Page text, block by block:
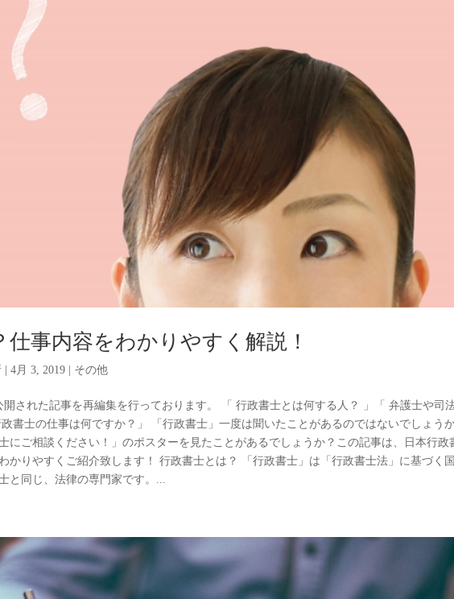
事内容をわかりやすく解説！
|4月 3, 2019 | その他
された記事を再編集を行っております。 「 行政書士とは何する人？ 」「 弁護士や司
書士の仕事は何ですか？」 「行政書士」一度は聞いたことがあるのではないでしょう
にご相談ください！」のポスターを見たことがあるでしょうか？この記事は、日本行政
かりやすくご紹介致します！ 行政書士とは？ 「行政書士」は「行政書士法」に基づく
と同じ、法律の専門家です。...